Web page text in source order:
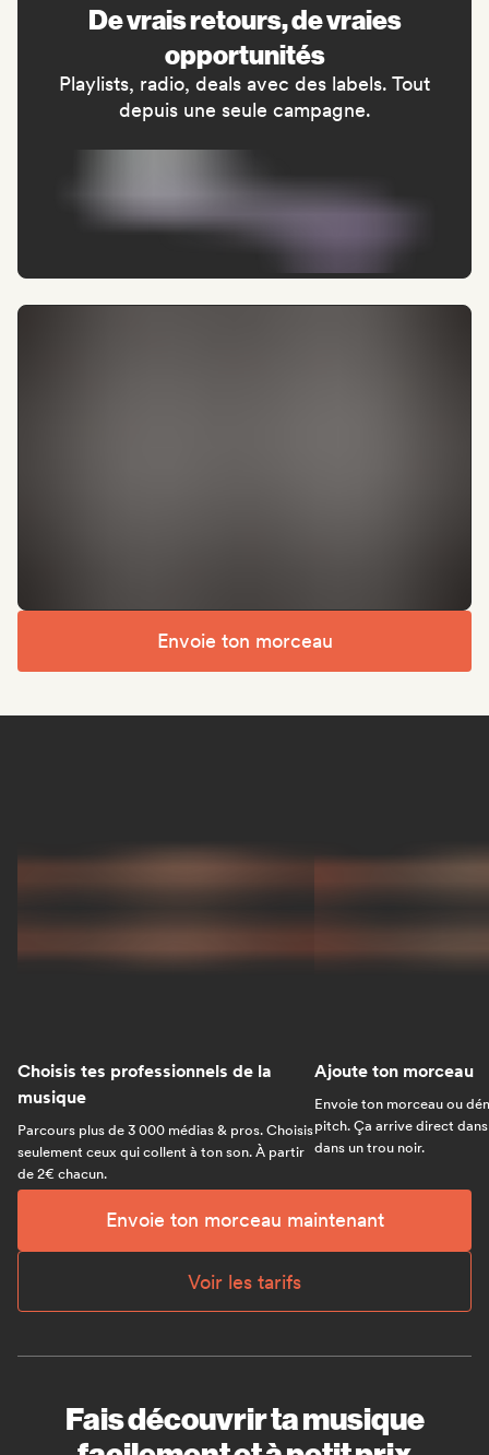
De vrais retours, de vraies
opportunités
Playlists, radio, deals avec des labels. Tout
depuis une seule campagne.
Envoie ton morceau
Choisis tes professionnels de la
musique
Parcours plus de 3 000 médias & pros. Choisis
seulement ceux qui collent à ton son. À partir
de 2€ chacun.
Ajoute ton morceau
Envoie ton morceau ou
pitch. Ça arrive direct
dans un trou noir.
Envoie ton morceau maintenant
Voir les tarifs
Fais découvrir ta musique